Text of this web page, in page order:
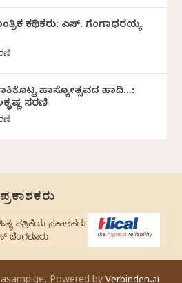
ಕಥಿಕರು: ಎಸ್. ಗಂಗಾಧರಯ್ಯ
ಹಾಸ್ಯೋತ್ಸವದ ಹಾದಿ…:
ಸರಣಿ
ಪ್ರಕಾಶಕರು